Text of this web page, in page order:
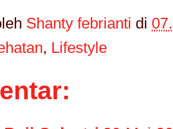
Shanty febrianti di
, Lifestyle